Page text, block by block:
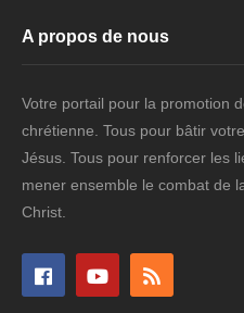
A propos de nous
Votre portail pour la promotion
chrétienne. Tous pour bâtir
Jésus. Tous pour renforcer les
mener ensemble le combat de
Christ.